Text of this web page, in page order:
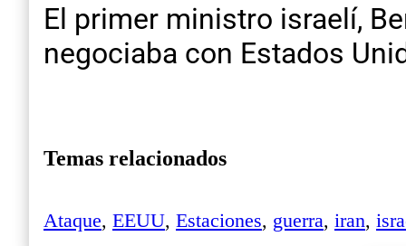
El primer ministro israelí,
negociaba con Estados
Temas relacionados
Ataque, EEUU, Estaciones, guerra, iran,